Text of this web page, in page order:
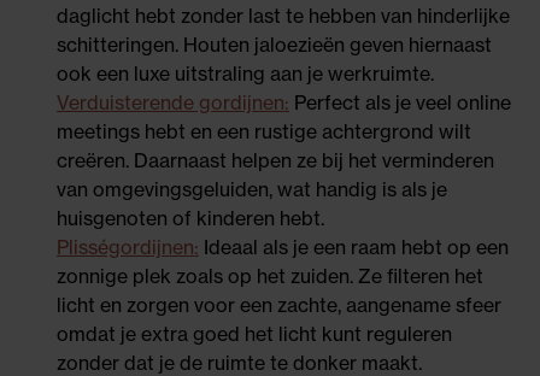
daglicht hebt zonder last te hebben van hinderlijke
schitteringen. Houten jaloezieën geven hiernaast
ook een luxe uitstraling aan je werkruimte.
Verduisterende gordijnen: Perfect als je veel online
meetings hebt en een rustige achtergrond wilt
creëren. Daarnaast helpen ze bij het verminderen
van omgevingsgeluiden, wat handig is als je
huisgenoten of kinderen hebt.
Plisségordijnen: Ideaal als je een raam hebt op een
zonnige plek zoals op het zuiden. Ze filteren het
licht en zorgen voor een zachte, aangename sfeer
omdat je extra goed het licht kunt reguleren
zonder dat je de ruimte te donker maakt.